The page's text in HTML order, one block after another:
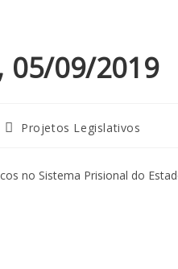
05/09/2019
Projetos Legislativos
no Sistema Prisional do